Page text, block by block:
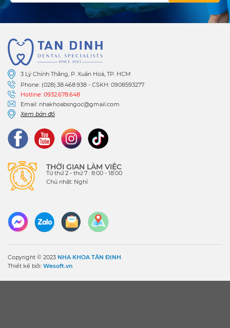
3 Lý Chính Thắng, P. Xuân Hoà, TP. HCM
Phone: (028).38.468.938 - CSKH: 0908593277
Hotline: 0932.678.648
Email: nhakhoabsngoc@gmail.com
Xem bản đồ
THỜI GIAN LÀM VIỆC
Từ thứ 2 - thứ 7 : 8:00 - 18:00
Chủ nhật: Nghỉ
Copyright © 2023 NHA KHOA TÂN ĐỊNH.
Thiết kế bởi: Wesoft.vn